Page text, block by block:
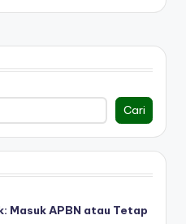
Cari
Masuk APBN atau Tetap